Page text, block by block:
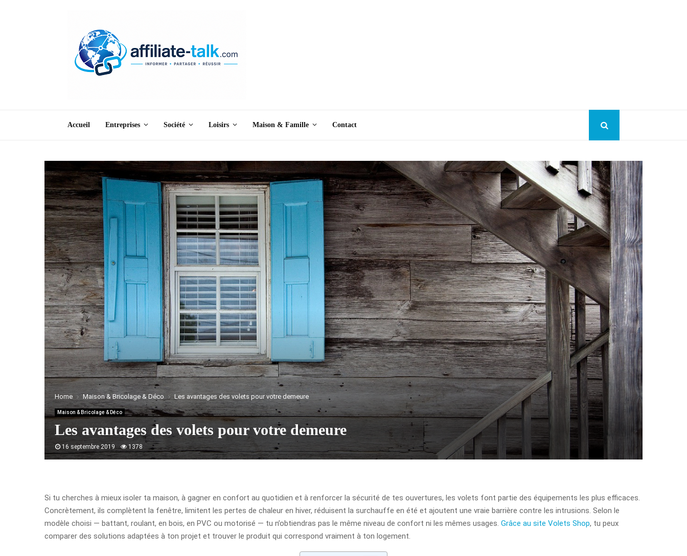
Accueil Entreprises Société Loisirs Maison & Famille Contact
Home Maison & Bricolage & Déco Les avantages des volets pour votre demeure
Maison & Bricolage & Déco
Les avantages des volets pour votre demeure
16 septembre 2019 1378
Si tu cherches à mieux isoler ta maison, à gagner en confort au quotidien et à renforcer la sécurité de tes ouvertures, les volets font partie des équipements les plus efficaces.
Concrètement, ils complètent la fenêtre, limitent les pertes de chaleur en hiver, réduisent la surchauffe en été et ajoutent une vraie barrière contre les intrusions. Selon le
modèle choisi — battant, roulant, en bois, en PVC ou motorisé — tu n’obtiendras pas le même niveau de confort ni les mêmes usages. Grâce au site Volets Shop, tu peux
comparer des solutions adaptées à ton projet et trouver le produit qui correspond vraiment à ton logement.